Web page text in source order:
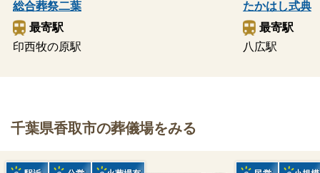
総合葬祭二葉
最寄駅
印西牧の原駅
たかはし式典
最寄駅
八広駅
千葉県香取市の葬儀場をみる